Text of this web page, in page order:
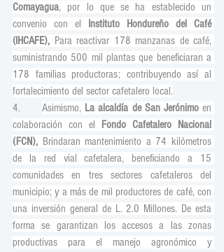
Comayagua, por lo que se ha establecido un
convenio con el Instituto Hondureño del Café
(IHCAFE), Para reactivar 178 manzanas de café,
suministrando 500 mil plantas que beneficiaran a
178 familias productoras; contribuyendo así al
fortalecimiento del sector cafetalero local.
4. Asimismo, La alcaldía de San Jerónimo en
colaboración con el Fondo Cafetalero Nacional
(FCN), Brindaran mantenimiento a 74 kilómetros
de la red vial cafetalera, beneficiando a 15
comunidades en tres sectores cafetaleros del
municipio; y a más de mil productores de café, con
una inversión general de L. 2.0 Millones. De esta
forma se garantizan los accesos a las zonas
productivas para el manejo agronómico y